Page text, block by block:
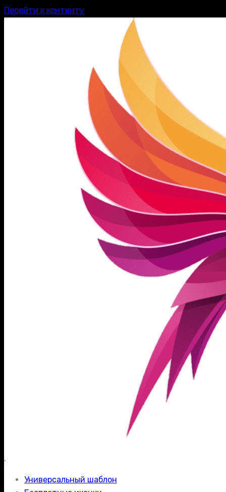
Перейти к контенту
.
Универсальный шаблон